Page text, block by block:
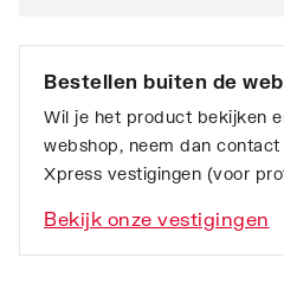
Bestellen buiten de
Wil je het product bekijken
webshop, neem dan
Xpress vestigingen (voor
Bekijk onze vestigingen